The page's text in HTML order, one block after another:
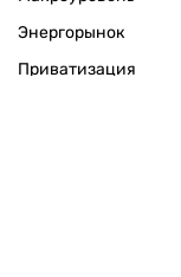
Энергорынок
Приватизация